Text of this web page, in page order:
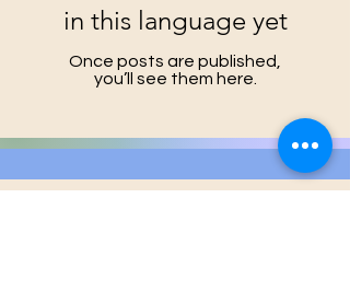
in this language yet
Once posts are published,
you’ll see them here.